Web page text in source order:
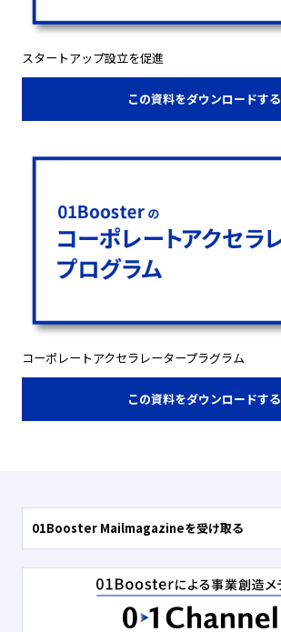
スタートアップ設立を促進
この資料をダウンロードする
コーポレートアクセラレータープラグラム
この資料をダウンロードする
01Booster Mailmagazineを受け取る